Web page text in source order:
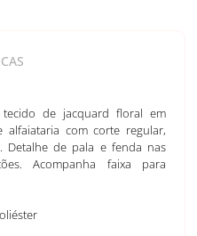
tecido de jacquard floral em
alfaiataria com corte regular,
Detalhe de pala e fenda nas
Acompanha faixa para